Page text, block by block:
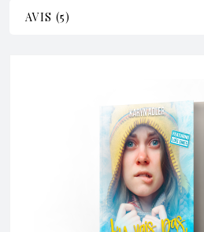
AVIS (5)